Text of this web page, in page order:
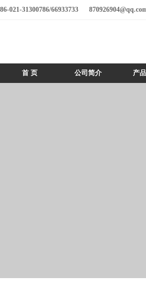
86-021-31300786/66933733
首 页 公司简介 产